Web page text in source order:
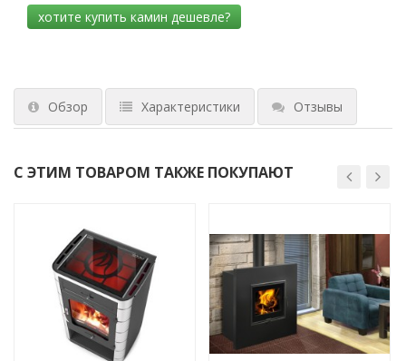
Обзор Характеристики Отзывы
С ЭТИМ ТОВАРОМ ТАКЖЕ ПОКУПАЮТ